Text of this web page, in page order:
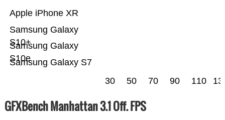
Samsung Galaxy S7
Samsung Galaxy
S10e
Samsung Galaxy
S10+
Apple iPhone XR
30 50 70 90 110
GFXBench Manhattan 3.1 Off. FPS